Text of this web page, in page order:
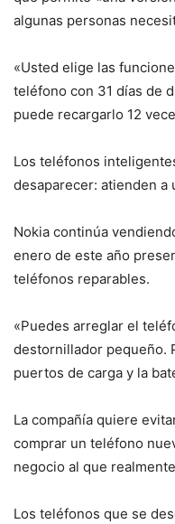
algunas personas
«Usted elige las
teléfono con 31 días de
puede recargarlo 12
Los teléfonos
desaparecer: atienden a
Nokia continúa
enero de este año
teléfonos reparables.
«Puedes arreglar el
destornillador pequeño.
puertos de carga y la
La compañía quiere
comprar un teléfono
negocio al que
Los teléfonos que se